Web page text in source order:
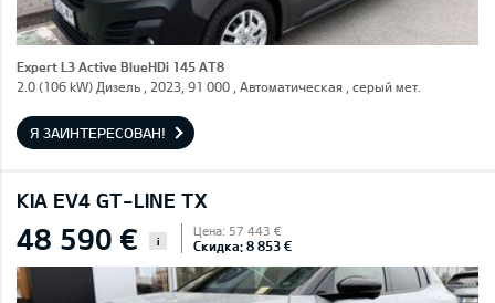
Expert L3 Active BlueHDi 145 AT8
2.0 (106 kW) Дизель , 2023, 91 000 , Автоматическая , серый мет.
Я ЗАИНТЕРЕСОВАН!
KIA EV4 GT-LINE TX
48 590 € i
Цена: 57 443 €
Скидка: 8 853 €